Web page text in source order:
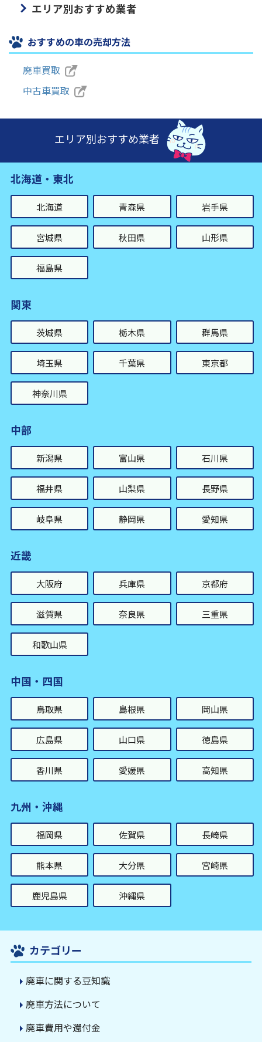
エリア別おすすめ業者
おすすめの車の売却方法
廃車買取
中古車買取
エリア別おすすめ業者
北海道・東北
北海道 青森県 岩手県
宮城県 秋田県 山形県
福島県
関東
茨城県 栃木県 群馬県
埼玉県 千葉県 東京都
神奈川県
中部
新潟県 富山県 石川県
福井県 山梨県 長野県
岐阜県 静岡県 愛知県
近畿
大阪府 兵庫県 京都府
滋賀県 奈良県 三重県
和歌山県
中国・四国
鳥取県 島根県 岡山県
広島県 山口県 徳島県
香川県 愛媛県 高知県
九州・沖縄
福岡県 佐賀県 長崎県
熊本県 大分県 宮崎県
鹿児島県 沖縄県
カテゴリー
廃車に関する豆知識
廃車方法について
廃車費用や還付金